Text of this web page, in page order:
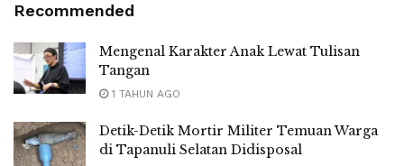
Recommended
Mengenal Karakter Anak Lewat Tulisan
Tangan
1 TAHUN AGO
Detik-Detik Mortir Militer Temuan Warga
di Tapanuli Selatan Didisposal